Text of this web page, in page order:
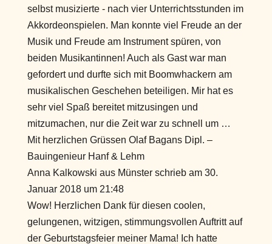
selbst musizierte - nach vier Unterrichtsstunden im
Akkordeonspielen. Man konnte viel Freude an der
Musik und Freude am Instrument spüren, von
beiden Musikantinnen! Auch als Gast war man
gefordert und durfte sich mit Boomwhackern am
musikalischen Geschehen beteiligen. Mir hat es
sehr viel Spaß bereitet mitzusingen und
mitzumachen, nur die Zeit war zu schnell um …
Mit herzlichen Grüssen Olaf Bagans Dipl. –
Bauingenieur Hanf & Lehm
Anna Kalkowski aus Münster schrieb am30.
Januar 2018 um 21:48
Wow! Herzlichen Dank für diesen coolen,
gelungenen, witzigen, stimmungsvollen Auftritt auf
der Geburtstagsfeier meiner Mama! Ich hatte